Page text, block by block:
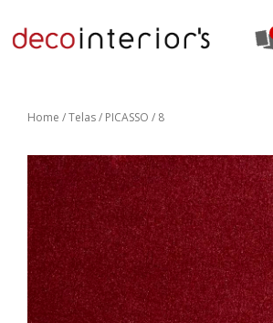
Home /Telas/ PICASSO / 8